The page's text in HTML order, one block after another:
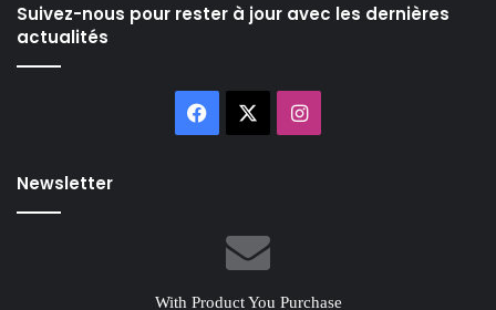
Suivez-nous pour rester à jour avec les dernières
actualités
Facebook Instagram
Newsletter
With Product You Purchase